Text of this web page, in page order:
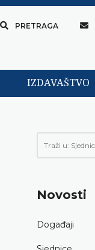
PRETRAGA
IZDAVAŠTVO
Novosti
Događaji